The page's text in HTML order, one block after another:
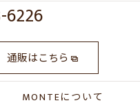
6226
通販はこちら
MONTEについて